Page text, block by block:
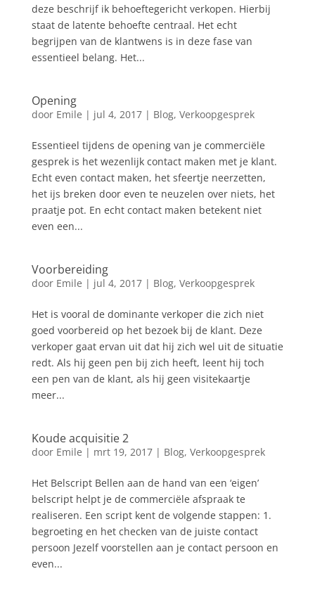
deze beschrijf ik behoeftegericht verkopen. Hierbij
staat de latente behoefte centraal. Het echt
begrijpen van de klantwens is in deze fase van
essentieel belang. Het...
Opening
door Emile | jul 4, 2017| Blog, Verkoopgesprek
Essentieel tijdens de opening van je commerciële
gesprek is het wezenlijk contact maken met je klant.
Echt even contact maken, het sfeertje neerzetten,
het ijs breken door even te neuzelen over niets, het
praatje pot. En echt contact maken betekent niet
even een...
Voorbereiding
door Emile | jul 4, 2017| Blog, Verkoopgesprek
Het is vooral de dominante verkoper die zich niet
goed voorbereid op het bezoek bij de klant. Deze
verkoper gaat ervan uit dat hij zich wel uit de situatie
redt. Als hij geen pen bij zich heeft, leent hij toch
een pen van de klant, als hij geen visitekaartje
meer...
Koude acquisitie 2
door Emile | mrt 19, 2017| Blog, Verkoopgesprek
Het Belscript Bellen aan de hand van een ‘eigen’
belscript helpt je de commerciële afspraak te
realiseren. Een script kent de volgende stappen: 1.
begroeting en het checken van de juiste contact
persoon Jezelf voorstellen aan je contact persoon en
even...